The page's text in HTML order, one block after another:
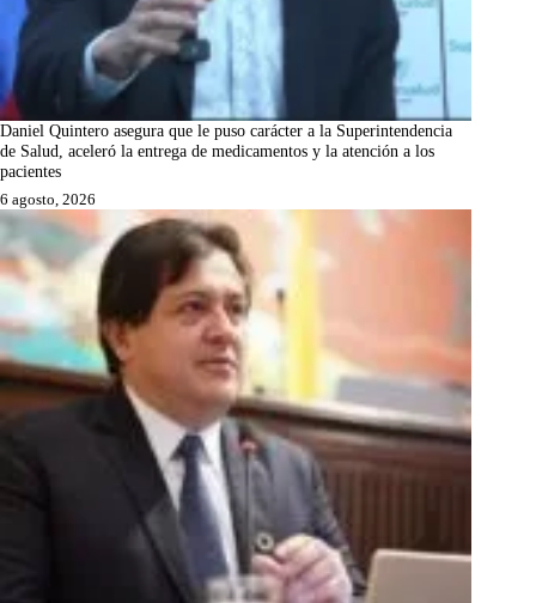
Daniel Quintero asegura que le puso carácter a la Superintendencia
de Salud, aceleró la entrega de medicamentos y la atención a los
pacientes
6 agosto, 2026